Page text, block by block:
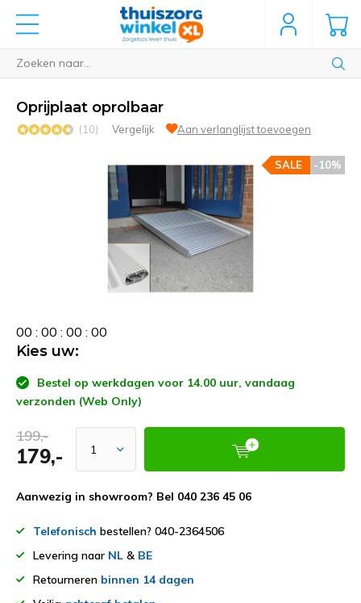
Oprijplaat oprolbaar
(10) Vergelijk Aan verlanglijst toevoegen
-10%
SALE
00 : 00 : 00 : 00
Kies uw:
Bestel op werkdagen voor 14.00 uur, vandaag
verzonden (Web Only)
199,-
179,-
Aanwezig in showroom? Bel 040 236 45 06
Telefonisch bestellen? 040-2364506
Levering naar NL & BE
Retourneren binnen 14 dagen